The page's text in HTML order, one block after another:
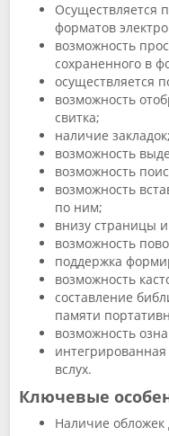
Осуществляется
форматов
возможность
сохраненного в
осуществляется
возможность
свитка;
наличие закладок;
возможность
возможность
возможность
по ним;
внизу страницы
возможность
поддержка
возможность
составление
памяти
возможность
вслух.
Ключевые
Наличие обложек